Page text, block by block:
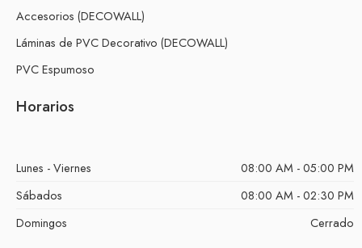
Accesorios (DECOWALL)
Láminas de PVC Decorativo (DECOWALL)
PVC Espumoso
Horarios
Lunes - Viernes
08:00 AM - 05:00 PM
Sábados
08:00 AM - 02:30 PM
Domingos
Cerrado